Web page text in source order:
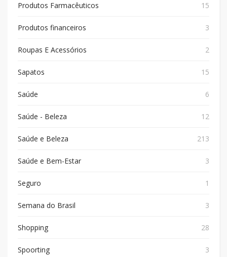
Produtos Farmacêuticos 15
Produtos financeiros 3
Roupas E Acessórios 2
Sapatos 15
Saúde 6
Saúde - Beleza 12
Saúde e Beleza 213
Saúde e Bem-Estar 3
Seguro 1
Semana do Brasil 3
Shopping 28
Spoorting 3